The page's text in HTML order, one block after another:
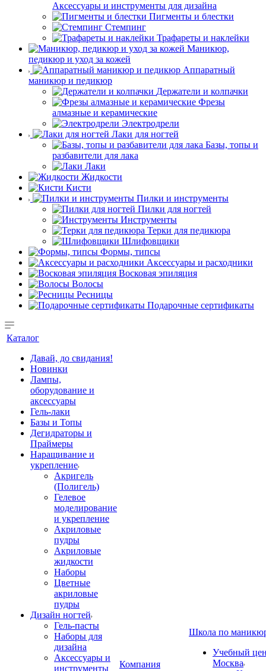
Аксессуары и инструменты для дизайна
Пигменты и блестки
Стемпинг
Трафареты и наклейки
Маникюр,
педикюр и уход за кожей
Аппаратный
маникюр и педикюр
Держатели и колпачки
Фрезы
алмазные и керамические
Электродрели
Лаки для ногтей
Базы, топы и
разбавители для лака
Лаки
Жидкости
Кисти
Пилки и инструменты
Пилки для ногтей
Инструменты
Терки для педикюра
Шлифовщики
Формы, типсы
Аксессуары и расходники
Восковая эпиляция
Волосы
Ресницы
Подарочные сертификаты
Каталог
Давай, до свидания!
Новинки
Лампы,
оборудование и
аксессуары
Гель-лаки
Базы и Топы
Дегидраторы и
Праймеры
Наращивание и
укрепление
Акригель
(Полигель)
Гелевое
моделирование
и укрепление
Акриловые
пудры
Акриловые
жидкости
Наборы
Цветные
акриловые
пудры
Дизайн ногтей
Гель-пасты
Наборы для
дизайна
Аксессуары и
инструменты
Компания
Школа по
Учебный
Москва